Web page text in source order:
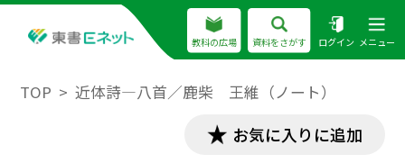
教科の広場 資料をさがす ログイン メニュー
TOP 近体詩―八首／鹿柴 王維（ノート）
お気に入りに追加